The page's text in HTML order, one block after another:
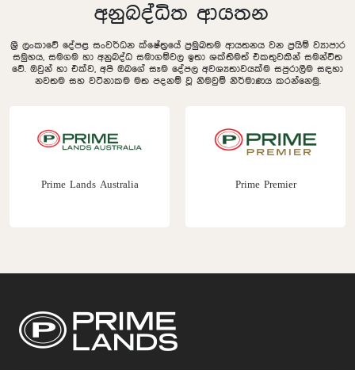
අනුබද්ධිත ආයතන
ශ්‍රී ලංකාවේ දේපළ සංවර්ධන ක්ෂේත්‍රයේ ප්‍රමුඛතම ආයතනය වන ප්‍රයිම් ව්‍යාපාර
සමුහය, සමගම හා අනුබද්ධ සමාගම්වල ඉතා ශක්තිමත් එකතුවකින් සමන්විත
වේ. ඔවුන් හා එක්ව, අපි ඔබගේ සෑම දේපල අවශ්‍යතාවයක්ම සපුරාලීම සඳහා
නවතම සහ වටිනාකම මත පදනම් වූ නිමවුම් නිර්මාණය කරන්නෙමු.
Prime Lands Australia Prime Premier